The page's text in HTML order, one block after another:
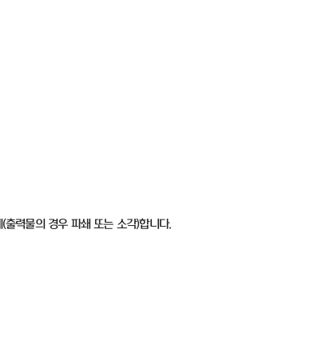
(출력물의 경우 파쇄 또는 소각)합니다.